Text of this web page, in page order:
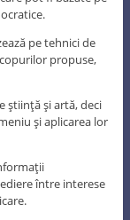
pe tehnici de
propuse,
ştiinţă şi artă, deci
şi aplicarea lor
între interese